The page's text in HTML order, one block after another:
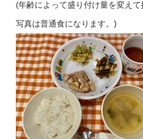
(年齢によって盛り付け量を変えて
写真は普通食になります。)